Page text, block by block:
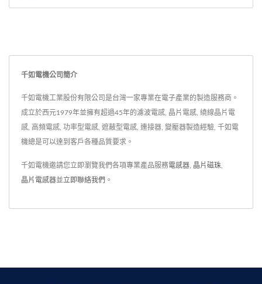
千如電機公司簡介
千如電機工業股份有限公司是台灣一家專業在電子產業的製造服務商。
成立於西元1979年並擁有超過45年的濾波電感, 晶片電感, 繞線晶片電
感, 高頻電感, 功率型電感, 遮蔽型電感, 連接器, 變壓器製造經驗, 千如電
機總是可以達到客戶各種品質要求。
千如電機邀請您立即瀏覽我們各項專業產品服務電感器 晶片磁珠
晶片電感器並 立即聯絡我們 。